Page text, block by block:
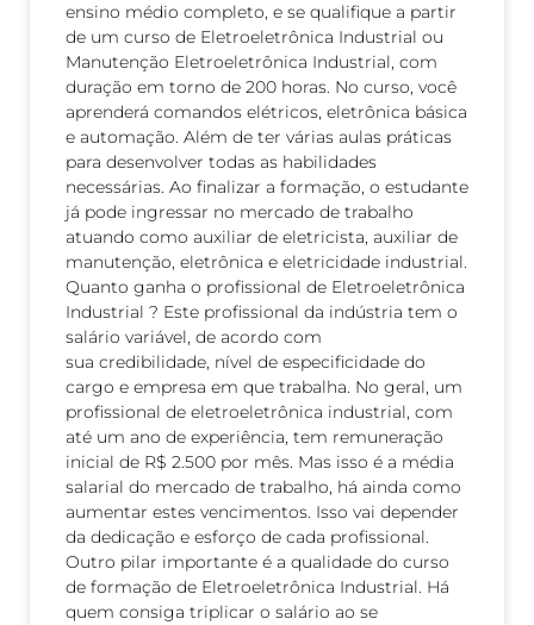
ensino médio completo, e se qualifique a partir
de um curso de Eletroeletrônica Industrial ou
Manutenção Eletroeletrônica Industrial, com
duração em torno de 200 horas. No curso, você
aprenderá comandos elétricos, eletrônica básica
e automação. Além de ter várias aulas práticas
para desenvolver todas as habilidades
necessárias. Ao finalizar a formação, o estudante
já pode ingressar no mercado de trabalho
atuando como auxiliar de eletricista, auxiliar de
manutenção, eletrônica e eletricidade industrial.
Quanto ganha o profissional de Eletroeletrônica
Industrial ? Este profissional da indústria tem o
salário variável, de acordo com
sua credibilidade, nível de especificidade do
cargo e empresa em que trabalha. No geral, um
profissional de eletroeletrônica industrial, com
até um ano de experiência, tem remuneração
inicial de R$ 2.500 por mês. Mas isso é a média
salarial do mercado de trabalho, há ainda como
aumentar estes vencimentos. Isso vai depender
da dedicação e esforço de cada profissional.
Outro pilar importante é a qualidade do curso
de formação de Eletroeletrônica Industrial. Há
quem consiga triplicar o salário ao se